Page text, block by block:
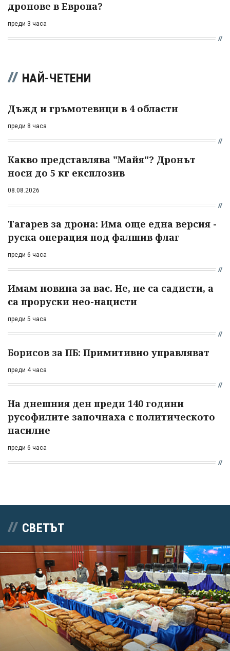
дронове в Европа?
преди 3 часа
НАЙ-ЧЕТЕНИ
Дъжд и гръмотевици в 4 области
преди 8 часа
Какво представлява "Майя"? Дронът
носи до 5 кг експлозив
08.08.2026
Тагарев за дрона: Има още една версия -
руска операция под фалшив флаг
преди 6 часа
Имам новина за вас. Не, не са садисти, а
са проруски нео-нацисти
преди 5 часа
Борисов за ПБ: Примитивно управляват
преди 4 часа
На днешния ден преди 140 години
русофилите започнаха с политическото
насилие
преди 6 часа
СВЕТЪТ